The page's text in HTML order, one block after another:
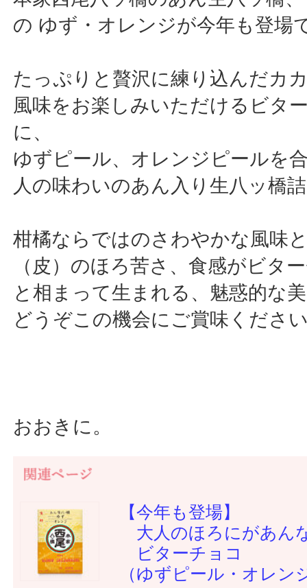
の ゆず・オレンジが今年も登場
たっぷりと贅沢に練り込んだカ
風味をお楽しみいただけるビタ
に、
ゆずピール、オレンジピールを
人の味わいのあん入り生八ッ橋
柑橘ならではのさわやかな風味
（皮）のほろ苦さ、食感がビタ
と相まって生まれる、魅惑的な
どうぞこの機会にご賞味くださ
おおきに。
【今年も登場】
大人のほろにがあん
ビターチョコ
（ゆずピール・オレン